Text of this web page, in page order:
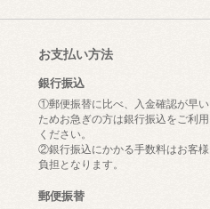
お支払い方法
銀行振込
①郵便振替に比べ、入金確認が早い
ためお急ぎの方は銀行振込をご利用
ください。
②銀行振込にかかる手数料はお客様
負担となります。
郵便振替